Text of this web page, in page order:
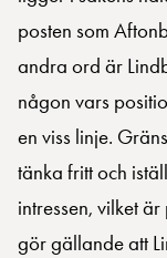
posten som
andra ord är
någon vars
en viss linje.
tänka fritt och
intressen, vilket
gör gällande att